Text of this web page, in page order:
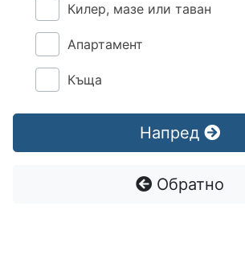
Килер, мазе или таван
Апартамент
Къща
Напред
Обратно